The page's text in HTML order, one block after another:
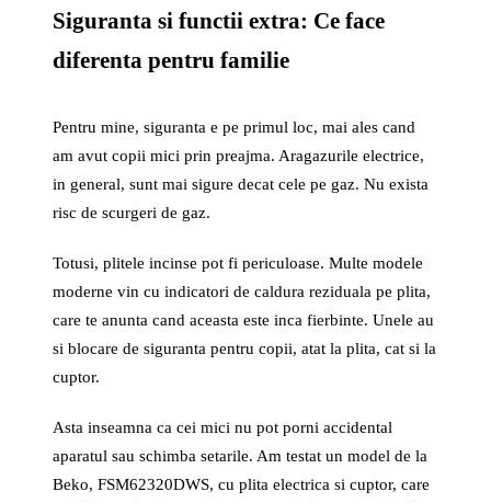
Siguranta si functii extra: Ce face
diferenta pentru familie
Pentru mine, siguranta e pe primul loc, mai ales cand
am avut copii mici prin preajma. Aragazurile electrice,
in general, sunt mai sigure decat cele pe gaz. Nu exista
risc de scurgeri de gaz.
Totusi, plitele incinse pot fi periculoase. Multe modele
moderne vin cu indicatori de caldura reziduala pe plita,
care te anunta cand aceasta este inca fierbinte. Unele au
si blocare de siguranta pentru copii, atat la plita, cat si la
cuptor.
Asta inseamna ca cei mici nu pot porni accidental
aparatul sau schimba setarile. Am testat un model de la
Beko, FSM62320DWS, cu plita electrica si cuptor, care